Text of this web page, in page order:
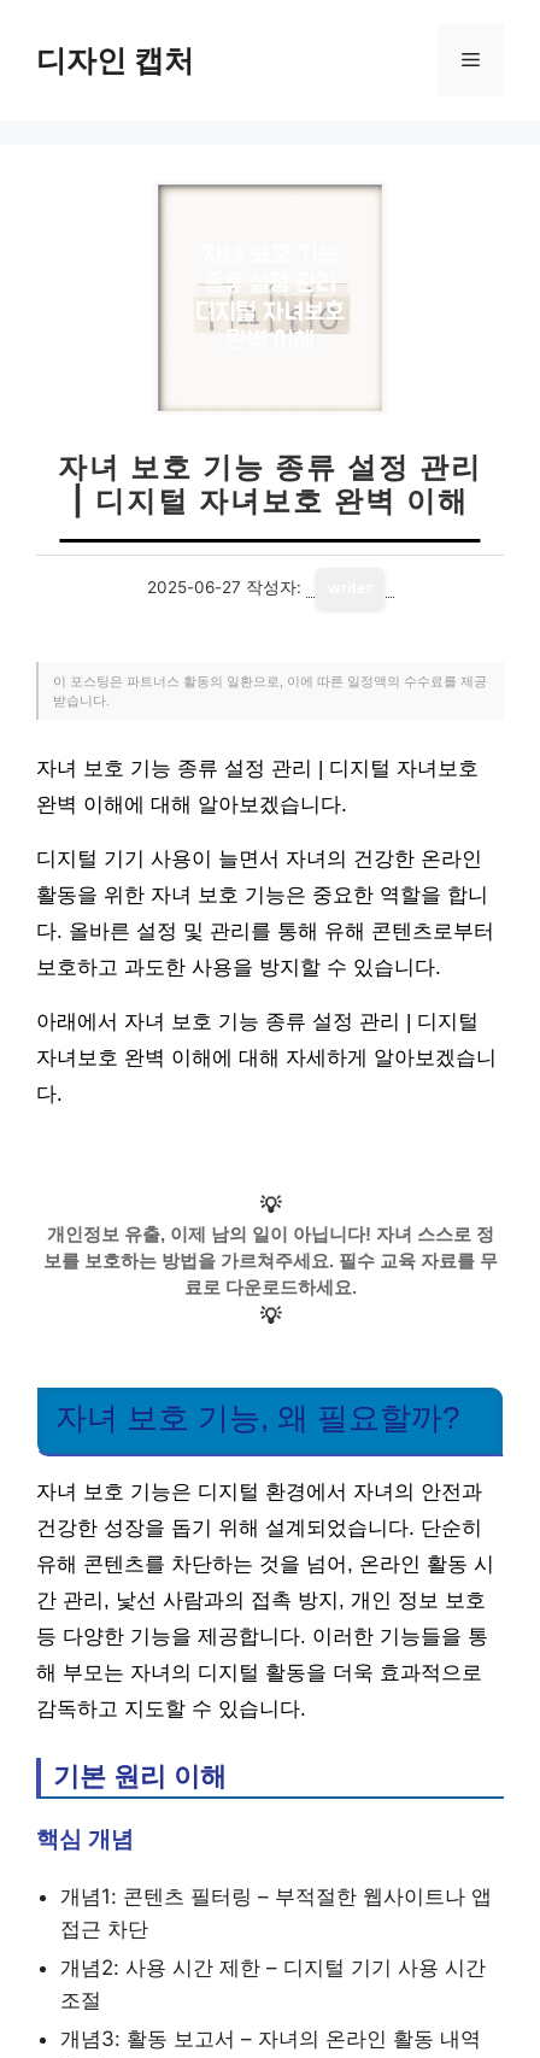
디자인 캡처 메
자녀 보호 기능 종류 설정 관리
| 디지털 자녀보호 완벽 이해
2025-06-27 작성자:
이 포스팅은 파트너스 활동의 일환으로, 이에 따른 일정액의 수수료를 제공
받습니다.
자녀 보호 기능 종류 설정 관리 | 디지털 자녀보호
완벽 이해에 대해 알아보겠습니다.
디지털 기기 사용이 늘면서 자녀의 건강한 온라인
활동을 위한 자녀 보호 기능은 중요한 역할을 합니
다. 올바른 설정 및 관리를 통해 유해 콘텐츠로부터
보호하고 과도한 사용을 방지할 수 있습니다.
아래에서 자녀 보호 기능 종류 설정 관리 | 디지털
자녀보호 완벽 이해에 대해 자세하게 알아보겠습니
다.
💡
개인정보 유출, 이제 남의 일이 아닙니다! 자녀 스스로 정
보를 보호하는 방법을 가르쳐주세요. 필수 교육 자료를 무
료로 다운로드하세요.
💡
자녀 보호 기능, 왜 필요할까?
자녀 보호 기능은 디지털 환경에서 자녀의 안전과
건강한 성장을 돕기 위해 설계되었습니다. 단순히
유해 콘텐츠를 차단하는 것을 넘어, 온라인 활동 시
간 관리, 낯선 사람과의 접촉 방지, 개인 정보 보호
등 다양한 기능을 제공합니다. 이러한 기능들을 통
해 부모는 자녀의 디지털 활동을 더욱 효과적으로
감독하고 지도할 수 있습니다.
기본 원리 이해
핵심 개념
개념1: 콘텐츠 필터링 – 부적절한 웹사이트나 앱
접근 차단
개념2: 사용 시간 제한 – 디지털 기기 사용 시간
조절
개념3: 활동 보고서 – 자녀의 온라인 활동 내역